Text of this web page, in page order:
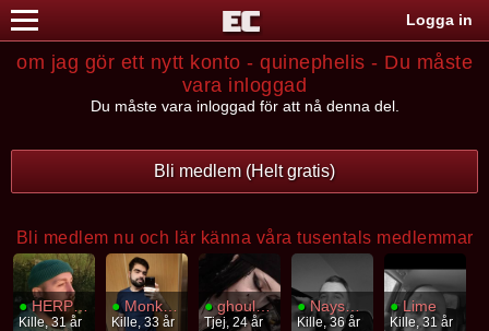
Logga in
om jag gör ett nytt konto - quinephelis - Du måste
vara inloggad
Du måste vara inloggad för att nå denna del.
Bli medlem (Helt gratis)
Bli medlem nu och lär känna våra tusentals medlemmar
●HERPES
Kille, 31 år
●MonkeyDLuffy
Kille, 33 år
●ghoulgvtz
Tjej, 24 år
●Naysayer
Kille, 36 år
●Lime
Kille, 31 år